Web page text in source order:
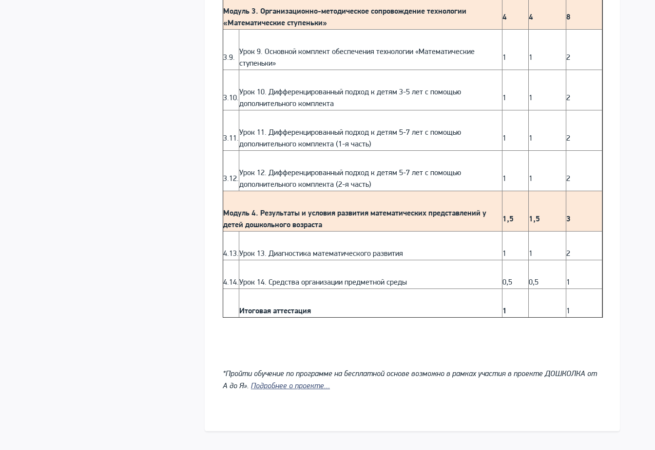
Модуль 3. Организационно-методическое сопровождение технологии
«Математические ступеньки»
4 4 8
3.9.
Урок 9. Основной комплект обеспечения технологии «Математические
ступеньки»
1 1 2
3.10.
Урок 10. Дифференцированный подход к детям 3-5 лет с помощью
дополнительного комплекта
1 1 2
3.11.
Урок 11. Дифференцированный подход к детям 5-7 лет с помощью
дополнительного комплекта (1-я часть)
1 1 2
3.12.
Урок 12. Дифференцированный подход к детям 5-7 лет с помощью
дополнительного комплекта (2-я часть)
1 1 2
Модуль 4. Результаты и условия развития математических представлений у
детей дошкольного возраста
1,5 1,5 3
4.13.Урок 13. Диагностика математического развития 1 1 2
4.14.Урок 14. Средства организации предметной среды 0,5 0,5 1
Итоговая аттестация 1 1
*Пройти обучение по программе на бесплатной основе возможно в рамках участия в проекте ДОШКОЛКА от
А до Я». Подробнее о проекте…